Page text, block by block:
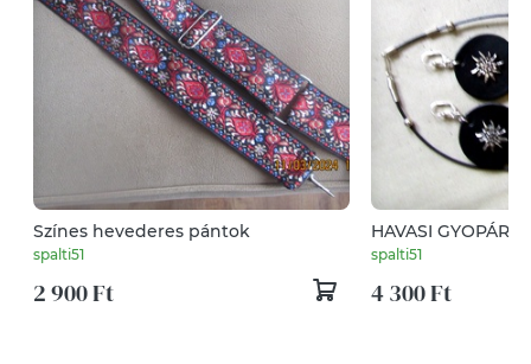
Színes hevederes pántok
spalti51
2 900 Ft
HAVASI GYOPÁROS
bőrből
spalti51
4 300 Ft